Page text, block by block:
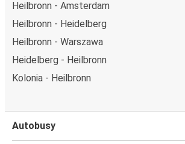
Heilbronn - Amsterdam
Heilbronn - Heidelberg
Heilbronn - Warszawa
Heidelberg - Heilbronn
Kolonia - Heilbronn
Autobusy